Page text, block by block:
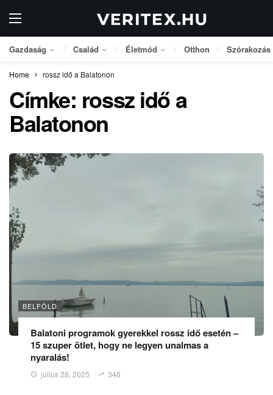
Gazdaság Család Életmód Otthon Szórakozás
Home rossz idő a Balatonon
Címke: rossz idő a
Balatonon
BELFÖLD
Balatoni programok gyerekkel rossz idő esetén –
15 szuper ötlet, hogy ne legyen unalmas a
nyaralás!
július 28, 2025 346